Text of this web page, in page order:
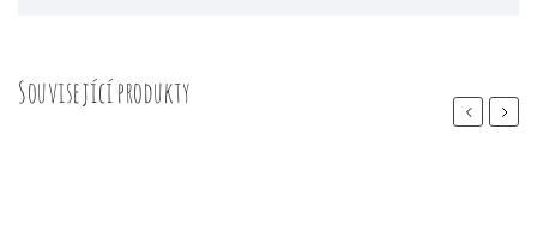
Související produkty
Previous
Next